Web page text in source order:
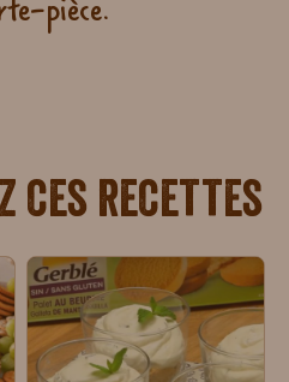
ces recettes